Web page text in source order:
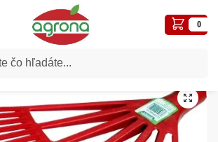
0
náradie / Hrable trávne, špeciálne